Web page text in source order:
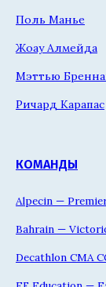
Поль Манье
Жоау Алмейда
Мэттью
Ричард Карапас
КОМАНДЫ
Alpecin —
Bahrain —
Decathlon CMA